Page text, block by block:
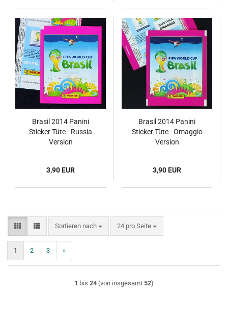
Brasil 2014 Panini
Sticker Tüte - Russia
Version
3,90 EUR
Brasil 2014 Panini
Sticker Tüte - Omaggio
Version
3,90 EUR
Sortieren nach
Sortieren nach 24 pro Seite
pro Seite
1 2 3 »
1 bis 24 (von insgesamt 52)